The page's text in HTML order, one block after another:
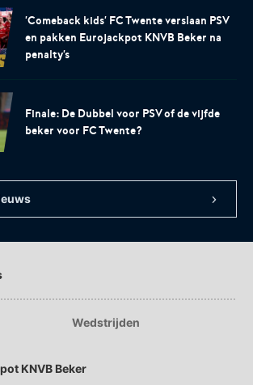
'Comeback kids' FC Twente verslaan PSV
en pakken Eurojackpot KNVB Beker na
penalty's
Finale: De Dubbel voor PSV of de vijfde
beker voor FC Twente?
Wedstrijden
KNVB Beker